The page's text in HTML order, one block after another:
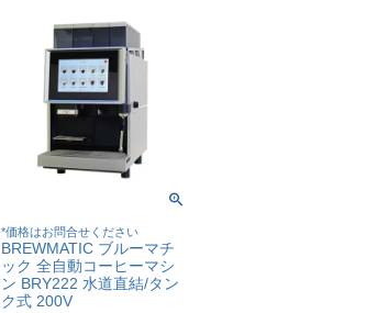
*価格はお問合せください
BREWMATIC ブルーマチ
ック 全自動コーヒーマシ
ン BRY222 水道直結/タン
ク式 200V